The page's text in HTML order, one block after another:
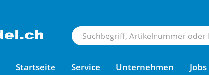
Startseite Service Unternehmen Jobs